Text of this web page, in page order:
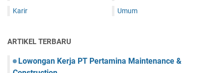
Karir
Umum
ARTIKEL TERBARU
Lowongan Kerja PT Pertamina Maintenance &